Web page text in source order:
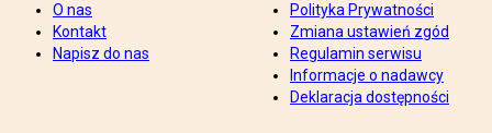
O nas
Kontakt
Napisz do nas
Polityka Prywatności
Zmiana ustawień zgód
Regulamin serwisu
Informacje o nadawcy
Deklaracja dostępności